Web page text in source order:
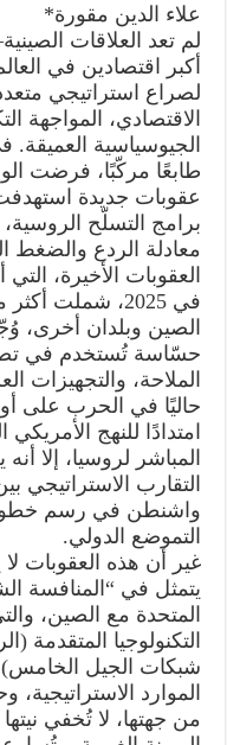
علاء الدين مقورة*
لم تعد العلاقات
أكبر اقتصادين في
لصراع استراتيجي
الاقتصادي، المواجهة
الجيوسياسية
طابعًا مركّبًا، فرضت
عقوبات جديدة
برامج التسلّح
معادلة الردع والضغط
العقوبات الأخيرة، التي
في 2025، شملت
الصين وبلدان أخرى،
حسّاسة تُستخدم في
الملاحة، والتجهيزات
حاليًا في الحرب على
امتدادًا للنهج
المباشر لروسيا، إلا
التقارب الاستراتيجي
واشنطن في رسم
التموضع الدولي.
غير أن هذه العقوبات
يتمثل في “المنافسة
المتحدة مع الصين،
التكنولوجيا المتقدمة
شبكات الجيل
الموارد
من جهتها، لا تُخفي